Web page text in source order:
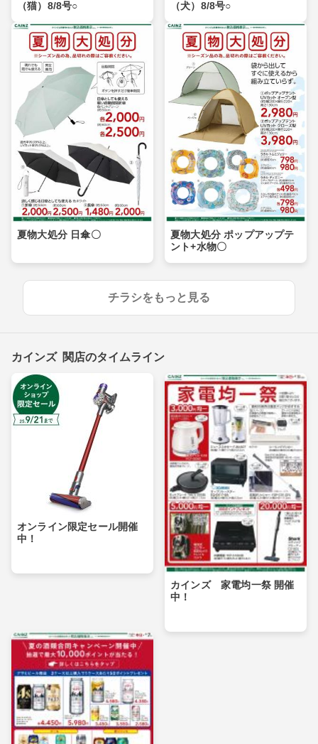
（猫）8/8号○
（犬）8/8号○
夏物大処分 日傘〇
夏物大処分 ポップアップテ
ント+水物〇
チラシをもっと見る
カインズ 関店のタイムライン
オンライン限定セール開催
中！
カインズ 家電均一祭 開催
中！